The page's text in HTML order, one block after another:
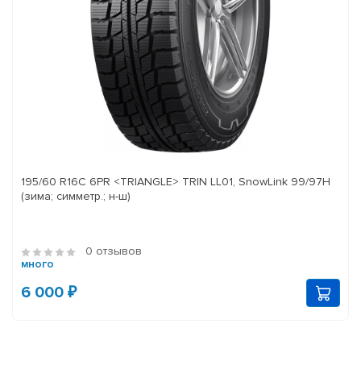
195/60 R16C 6PR <TRIANGLE> TRIN LL01, SnowLink 99/97H
(зима; симметр.; н-ш)
0 отзывов
много
6 000 ₽